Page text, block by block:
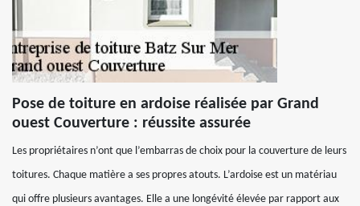
Pose de toiture en ardoise réalisée par Grand
ouest Couverture : réussite assurée
Les propriétaires n’ont que l’embarras de choix pour la couverture de leurs
toitures. Chaque matière a ses propres atouts. L’ardoise est un matériau
qui offre plusieurs avantages. Elle a une longévité élevée par rapport aux